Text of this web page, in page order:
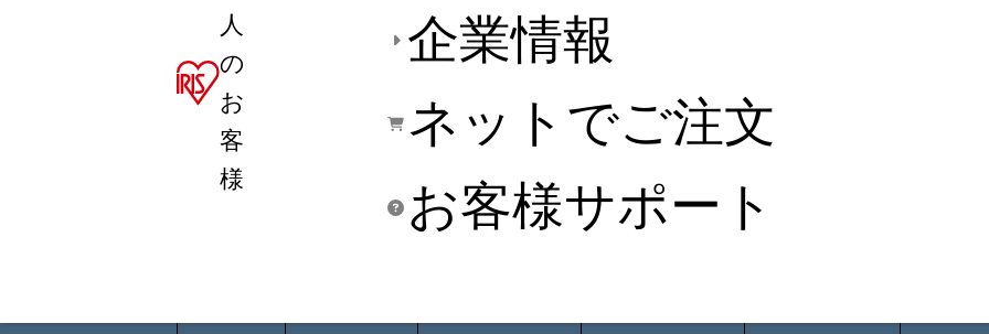
人
の
お
客
様
企業情報
ネットでご注文
お客様サポート